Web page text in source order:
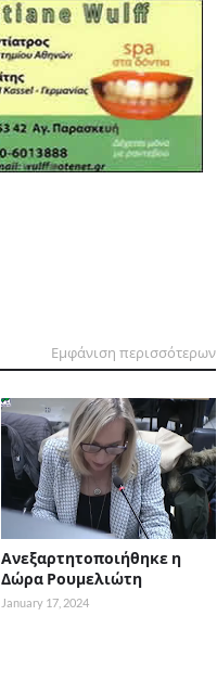
Εμφάνιση περισσότερων
Ανεξαρτητοποιήθηκε η
Δώρα Ρουμελιώτη
January 17, 2024